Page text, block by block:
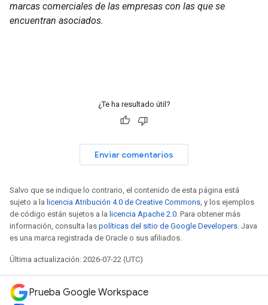
marcas comerciales de las empresas con las que se
encuentran asociados.
¿Te ha resultado útil?
Enviar comentarios
Salvo que se indique lo contrario, el contenido de esta página está
sujeto a la licencia Atribución 4.0 de Creative Commons, y los ejemplos
de código están sujetos a la licencia Apache 2.0. Para obtener más
información, consulta las políticas del sitio de Google Developers. Java
es una marca registrada de Oracle o sus afiliados.
Última actualización: 2026-07-22 (UTC)
Prueba Google Workspace